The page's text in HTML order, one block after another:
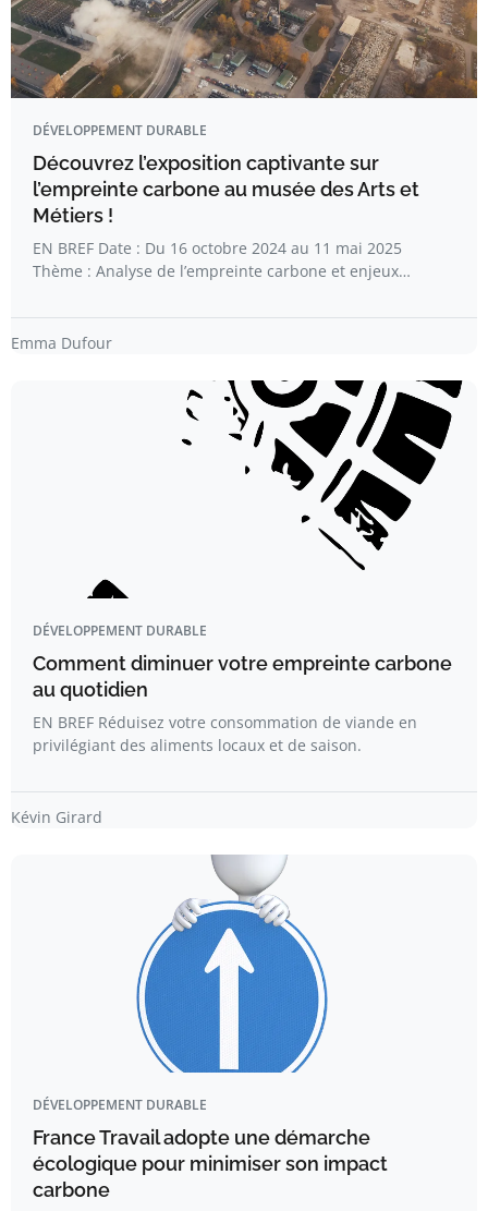
DÉVELOPPEMENT DURABLE
Découvrez l’exposition captivante sur
l’empreinte carbone au musée des Arts et
Métiers !
EN BREF Date : Du 16 octobre 2024 au 11 mai 2025
Thème : Analyse de l’empreinte carbone et enjeux…
Emma Dufour
DÉVELOPPEMENT DURABLE
Comment diminuer votre empreinte carbone
au quotidien
EN BREF Réduisez votre consommation de viande en
privilégiant des aliments locaux et de saison.
Kévin Girard
DÉVELOPPEMENT DURABLE
France Travail adopte une démarche
écologique pour minimiser son impact
carbone